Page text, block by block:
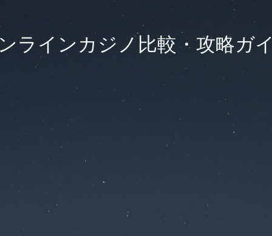
ラインカジノ比較・攻略ガ